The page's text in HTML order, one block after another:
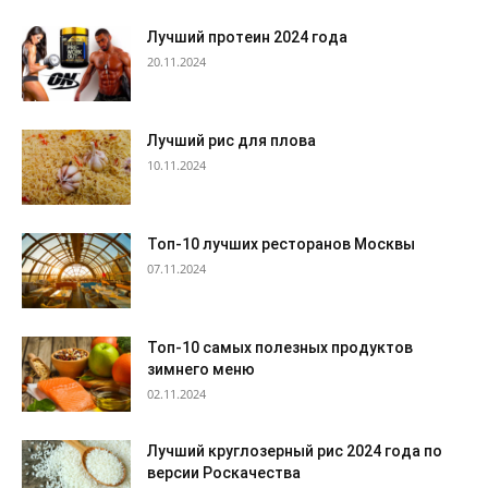
Лучший протеин 2024 года
20.11.2024
Лучший рис для плова
10.11.2024
Топ-10 лучших ресторанов Москвы
07.11.2024
Топ-10 самых полезных продуктов
зимнего меню
02.11.2024
Лучший круглозерный рис 2024 года по
версии Роскачества